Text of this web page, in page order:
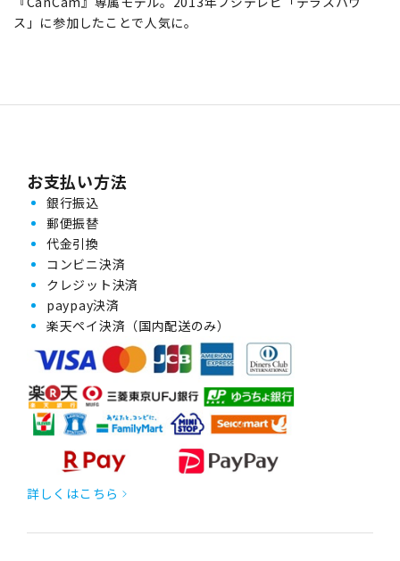
ス」に参加したことで人気に。
お支払い方法
銀行振込
郵便振替
代金引換
コンビニ決済
クレジット決済
paypay決済
楽天ペイ決済（国内配送のみ）
詳しくはこちら